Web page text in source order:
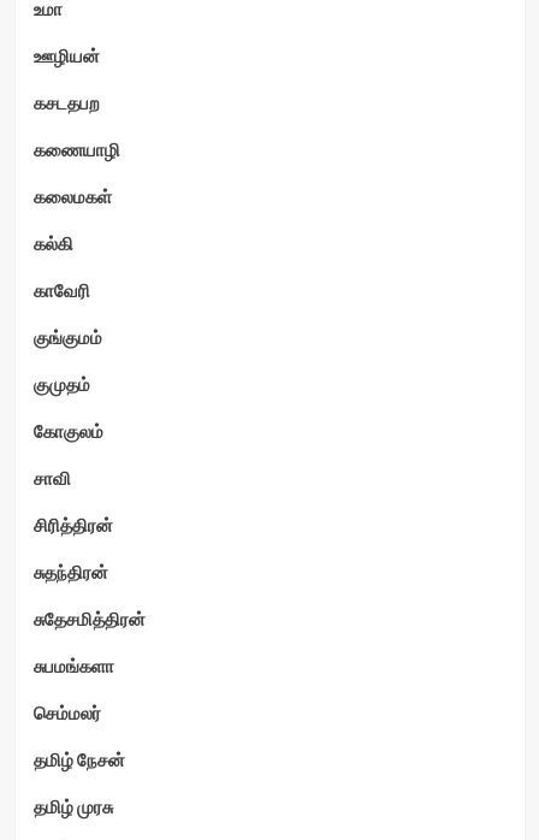
உமா
ஊழியன்
கசடதபற
கணையாழி
கலைமகள்
கல்கி
காவேரி
குங்குமம்
குமுதம்
கோகுலம்
சாவி
சிரித்திரன்
சுதந்திரன்
சுதேசமித்திரன்
சுபமங்களா
செம்மலர்
தமிழ் நேசன்
தமிழ் முரசு